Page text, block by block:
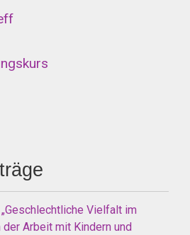
Vielfalt im
Arbeit mit Kindern und